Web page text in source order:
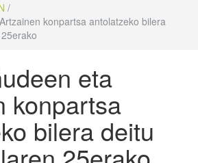
/
konpartsa antolatzeko bilera
eta
konpartsa
bilera deitu